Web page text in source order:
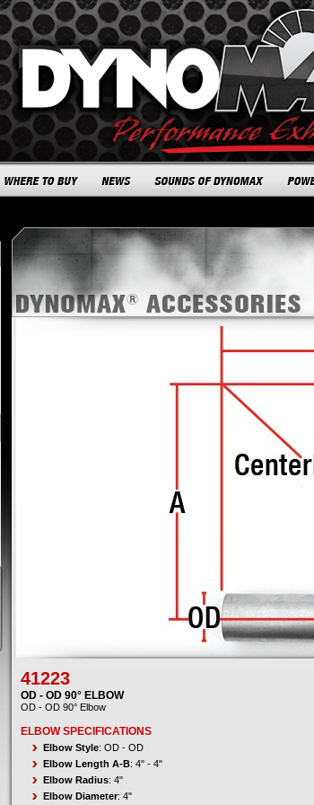
41223
OD - OD 90° ELBOW
OD - OD 90° Elbow
ELBOW SPECIFICATIONS
Elbow Style: OD - OD
Elbow Length A-B: 4" - 4"
Elbow Radius: 4"
Elbow Diameter: 4"